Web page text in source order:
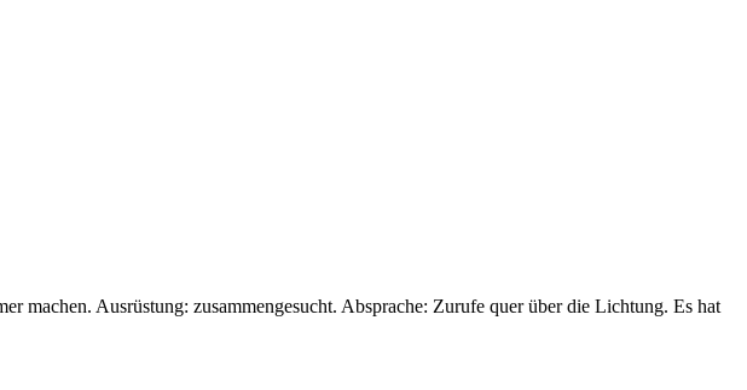
machen. Ausrüstung: zusammengesucht. Absprache: Zurufe quer über die Lichtung. Es hat